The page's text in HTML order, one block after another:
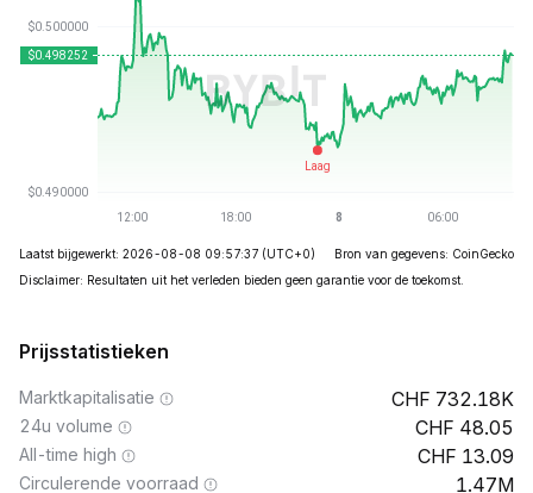
Laatst bijgewerkt: 2026-08-08 09:57:37 (UTC+0)
Bron van gegevens: CoinGecko
Disclaimer: Resultaten uit het verleden bieden geen garantie voor de toekomst.
Prijsstatistieken
Marktkapitalisatie 732.18K
24u volume 48.05
All-time high 13.09
Circulerende voorraad 1.47M